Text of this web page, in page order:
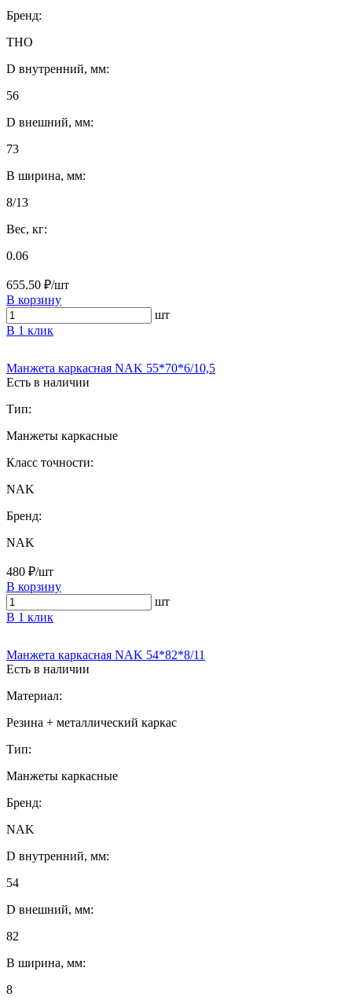
Бренд:
THO
D внутренний, мм:
56
D внешний, мм:
73
B ширина, мм:
8/13
Вес, кг:
0.06
655.50 ₽/шт
В корзину
шт
В 1 клик
Манжета каркасная NAK 55*70*6/10,5
Есть в наличии
Тип:
Манжеты каркасные
Класс точности:
NAK
Бренд:
NAK
480 ₽/шт
В корзину
шт
В 1 клик
Манжета каркасная NAK 54*82*8/11
Есть в наличии
Материал:
Резина + металлический каркас
Тип:
Манжеты каркасные
Бренд:
NAK
D внутренний, мм:
54
D внешний, мм:
82
B ширина, мм:
8